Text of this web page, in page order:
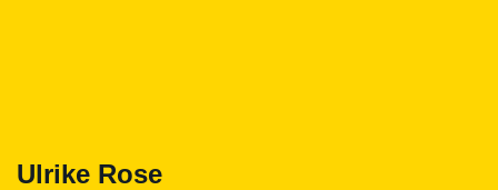
Ulrike Rose